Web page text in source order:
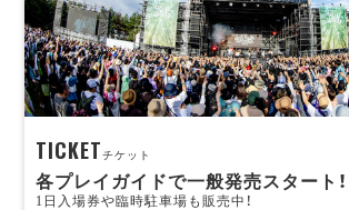
TICKETチケット
各プレイガイドで⼀般発売スタート！
1⽇⼊場券や臨時駐⾞場も販売中！